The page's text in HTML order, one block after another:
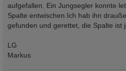
aufgefallen. Ein Jungsegler konnte
Spalte entwischen.Ich hab ihn
gefunden und gerettet, die Spalte ist
LG
Markus